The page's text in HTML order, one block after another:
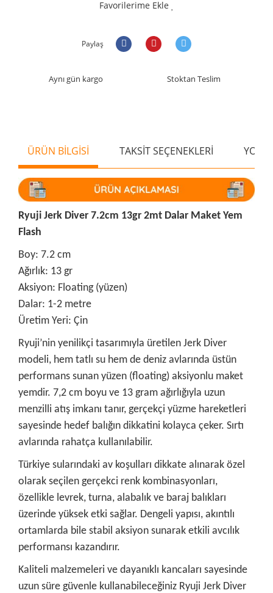
Favorilerime Ekle
Paylaş
Aynı gün kargo Stoktan Teslim
ÜRÜN BİLGİSİ TAKSİT SEÇENEKLERİ
Ryuji Jerk Diver 7.2cm 13gr 2mt Dalar Maket Yem
Flash
Boy: 7.2 cm
Ağırlık: 13 gr
Aksiyon: Floating (yüzen)
Dalar: 1-2 metre
Üretim Yeri: Çin
Ryuji’nin yenilikçi tasarımıyla üretilen Jerk Diver
modeli, hem tatlı su hem de deniz avlarında üstün
performans sunan yüzen (floating) aksiyonlu maket
yemdir. 7,2 cm boyu ve 13 gram ağırlığıyla uzun
menzilli atış imkanı tanır, gerçekçi yüzme hareketleri
sayesinde hedef balığın dikkatini kolayca çeker. Sırtı
avlarında rahatça kullanılabilir.
Türkiye sularındaki av koşulları dikkate alınarak özel
olarak seçilen gerçekci renk kombinasyonları,
özellikle levrek, turna, alabalık ve baraj balıkları
üzerinde yüksek etki sağlar. Dengeli yapısı, akıntılı
ortamlarda bile stabil aksiyon sunarak etkili avcılık
performansı kazandırır.
Kaliteli malzemeleri ve dayanıklı kancaları sayesinde
uzun süre güvenle kullanabileceğiniz Ryuji Jerk Diver